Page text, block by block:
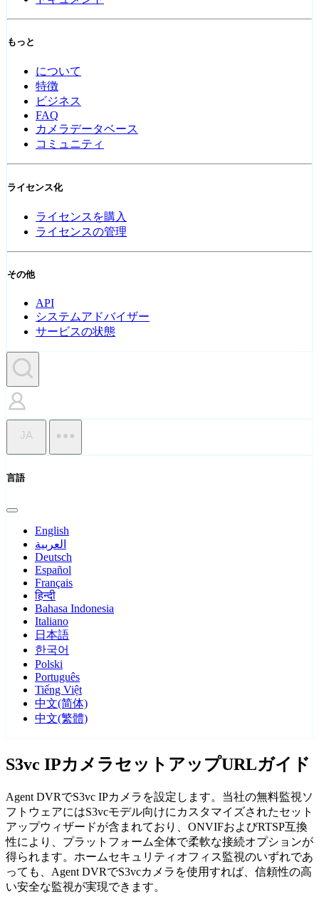
もっと
について
特徴
ビジネス
FAQ
カメラデータベース
コミュニティ
ライセンス化
ライセンスを購入
ライセンスの管理
その他
API
システムアドバイザー
サービスの状態
JA
言語
English
العربية
Deutsch
Español
Français
हिन्दी
Bahasa Indonesia
Italiano
日本語
한국어
Polski
Português
Tiếng Việt
中文(简体)
中文(繁體)
S3vc IPカメラセットアップURLガイド
Agent DVRでS3vc IPカメラを設定します。当社の無料監視ソ
フトウェアにはS3vcモデル向けにカスタマイズされたセット
アップウィザードが含まれており、ONVIFおよびRTSP互換
性により、プラットフォーム全体で柔軟な接続オプションが
得られます。ホームセキュリティオフィス監視のいずれであ
っても、Agent DVRでS3vcカメラを使用すれば、信頼性の高
い安全な監視が実現できます。